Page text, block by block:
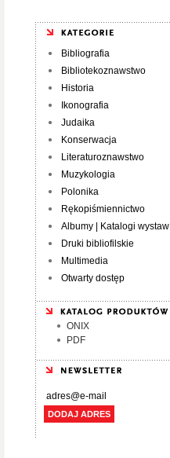
Bibliografia
Bibliotekoznawstwo
Historia
Ikonografia
Judaika
Konserwacja
Literaturoznawstwo
Muzykologia
Polonika
Rękopiśmiennictwo
Albumy | Katalogi wystaw
Druki bibliofilskie
Multimedia
Otwarty dostęp
ONIX
PDF
DODAJ ADRES